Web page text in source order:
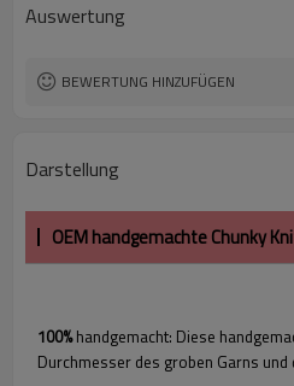
Auswertung
BEWERTUNG HINZUFÜGEN
Darstellung
OEM handgemachte Chunky
100%handgemacht: Diese
Durchmesser des groben Garns